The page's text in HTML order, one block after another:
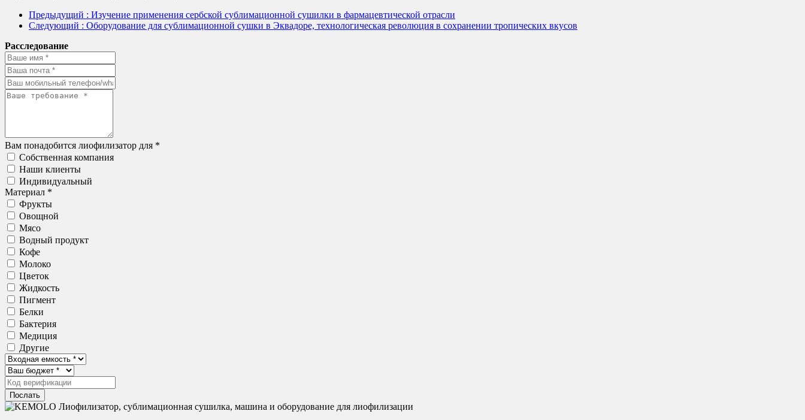
Предыдущий : Изучение применения сербской сублимационной сушилки в фармацевтической отрасли
Следующий : Оборудование для сублимационной сушки в Эквадоре, технологическая революция в сохранении тропических вкусов
Расследование
Вам понадобится лиофилизатор для *
Собственная компания
Наши клиенты
Индивидуальный
Материал *
Фрукты
Овощной
Мясо
Водный продукт
Кофе
Молоко
Цветок
Жидкость
Пигмент
Белки
Бактерия
Медиция
Другие
Послать